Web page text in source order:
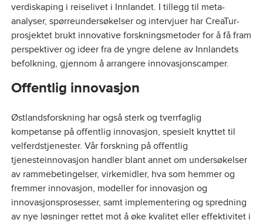
verdiskaping i reiselivet i Innlandet. I tillegg til meta-
analyser, spørreundersøkelser og intervjuer har CreaTur-
prosjektet brukt innovative forskningsmetoder for å få fram
perspektiver og ideer fra de yngre delene av Innlandets
befolkning, gjennom å arrangere innovasjonscamper.
Offentlig innovasjon
Østlandsforskning har også sterk og tverrfaglig
kompetanse på offentlig innovasjon, spesielt knyttet til
velferdstjenester. Vår forskning på offentlig
tjenesteinnovasjon handler blant annet om undersøkelser
av rammebetingelser, virkemidler, hva som hemmer og
fremmer innovasjon, modeller for innovasjon og
innovasjonsprosesser, samt implementering og spredning
av nye løsninger rettet mot å øke kvalitet eller effektivitet i